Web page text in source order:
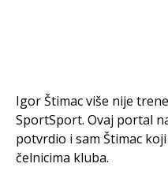
Igor Štimac više nije
SportSport. Ovaj portal
potvrdio i sam Štimac
čelnicima kluba.